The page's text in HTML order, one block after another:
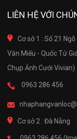
LIÊN HỆ VỚI
Cơ sở 1 : Số 21
Văn Miếu - Quốc Tử
Chụp Ảnh Cưới Vivian)
0963 286 456
Cơ sở 2 : Đà Nẵng